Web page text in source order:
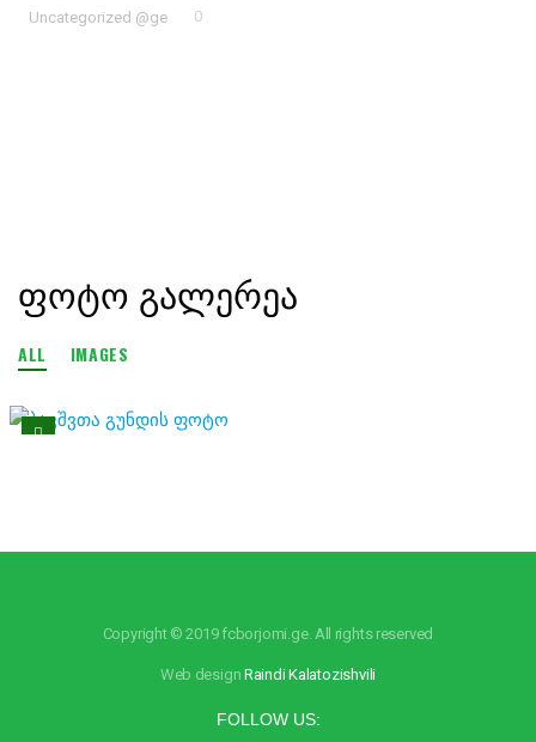
Uncategorized @ge 0
ᲤᲝᲢᲝ ᲒᲐᲚᲔᲠᲔᲐ
ALL IMAGES
Copyright © 2019 fcborjomi.ge. All rights reserved
Web design Raindi Kalatozishvili
FOLLOW US: